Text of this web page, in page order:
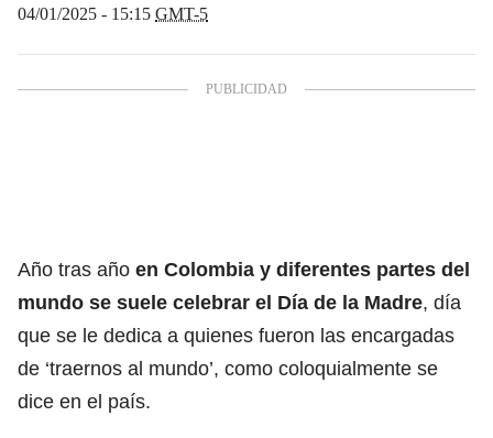
04/01/2025 - 15:15 GMT-5
Año tras año en Colombia y diferentes partes del
mundo se suele celebrar el Día de la Madre, día
que se le dedica a quienes fueron las encargadas
de ‘traernos al mundo’, como coloquialmente se
dice en el país.